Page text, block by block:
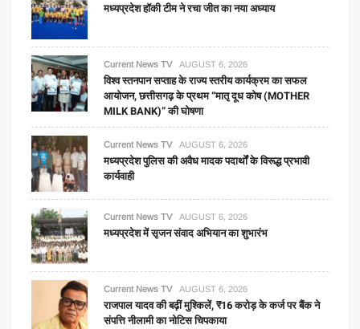
मध्यप्रदेश हॉकी टीम ने रचा जीत का नया अध्याय
Current News TV AUGUST 6, 2026
विश्व स्तनपान सप्ताह के राज्य स्तरीय कार्यक्रम का सफल
आयोजन, छत्तीसगढ़ के प्रथम “मातृ दूध कोष (MOTHER
MILK BANK)” की घोषणा
Current News TV AUGUST 6, 2026
मध्यप्रदेश पुलिस की अवैध मादक पदार्थों के विरूद्ध प्रभावी
कार्यवाही
Current News TV AUGUST 6, 2026
मध्यप्रदेश में सृजन संवाद अभियान का शुभारंभ
Current News TV AUGUST 6, 2026
राजपाल यादव की बढ़ीं मुश्किलें, ₹16 करोड़ के कर्ज पर बैंक ने
संपत्ति नीलामी का नोटिस चिपकाया